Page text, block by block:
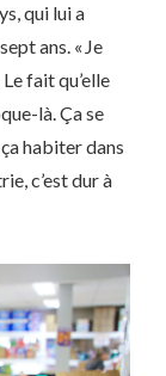
qui lui a
ans. « Je
fait qu’elle
là. Ça se
habiter dans
c’est dur à